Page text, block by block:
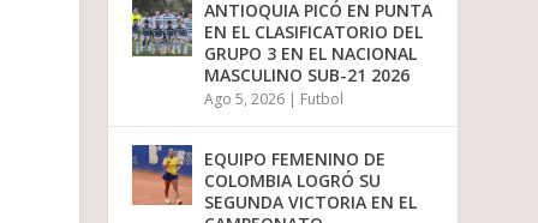
ANTIOQUIA PICÓ EN PUNTA
EN EL CLASIFICATORIO DEL
GRUPO 3 EN EL NACIONAL
MASCULINO SUB-21 2026
Ago 5, 2026 | Futbol
EQUIPO FEMENINO DE
COLOMBIA LOGRÓ SU
SEGUNDA VICTORIA EN EL